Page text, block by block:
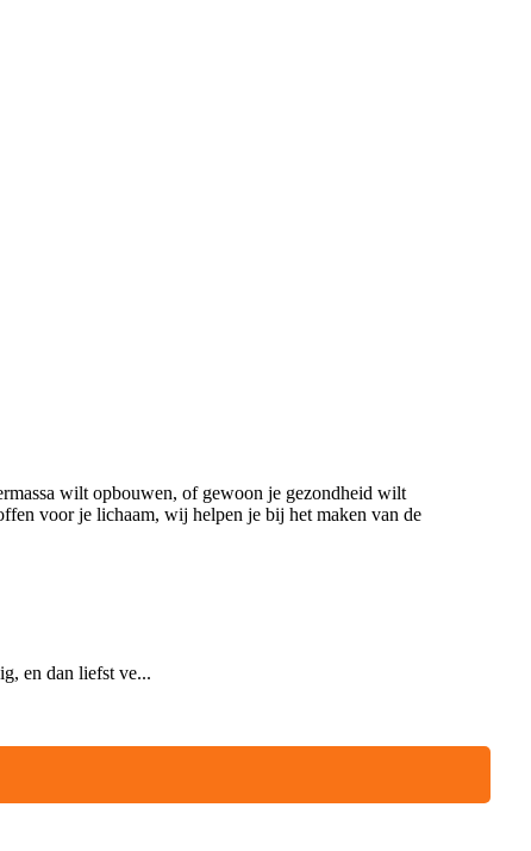
wilt opbouwen, of gewoon je gezondheid wilt
voor je lichaam, wij helpen je bij het maken van de
en dan liefst ve...